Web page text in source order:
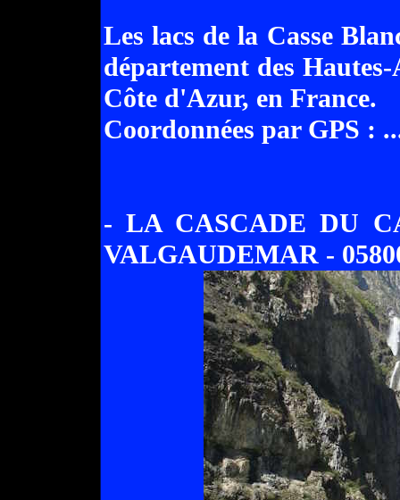
Les lacs de la Casse
département des
Côte d'Azur, en France.
Coordonnées par GPS :
- LA CASCADE DU
VALGAUDEMAR -